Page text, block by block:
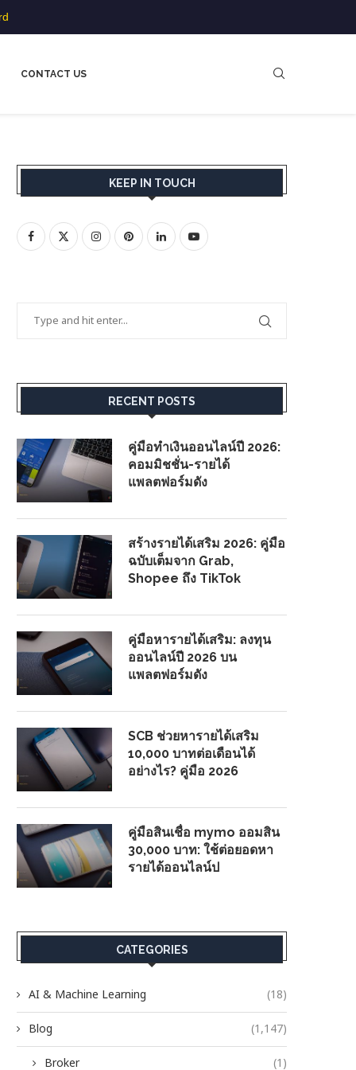
CONTACT US
KEEP IN TOUCH
RECENT POSTS
คู่มือทำเงินออนไลน์ปี 2026:
คอมมิชชั่น-รายได้
แพลตฟอร์มดัง
สร้างรายได้เสริม 2026: คู่มือ
ฉบับเต็มจาก Grab,
Shopee ถึง TikTok
คู่มือหารายได้เสริม: ลงทุน
ออนไลน์ปี 2026 บน
แพลตฟอร์มดัง
SCB ช่วยหารายได้เสริม
10,000 บาทต่อเดือนได้
อย่างไร? คู่มือ 2026
คู่มือสินเชื่อ mymo ออมสิน
30,000 บาท: ใช้ต่อยอดหา
รายได้ออนไลน์ป
CATEGORIES
AI & Machine Learning (18)
Blog (1,147)
Broker (1)